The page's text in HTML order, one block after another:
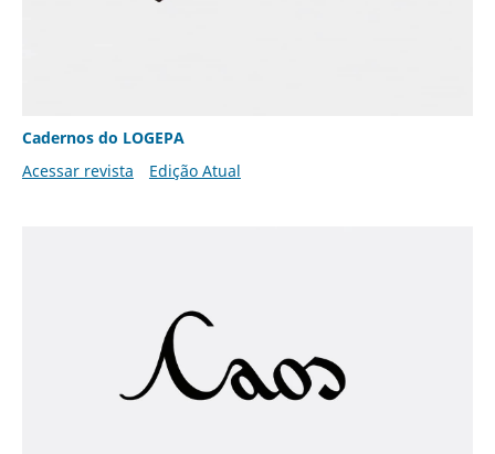
Cadernos do LOGEPA
Acessar revista
Edição Atual